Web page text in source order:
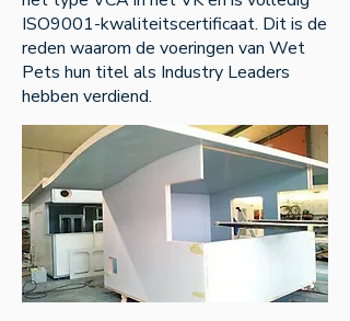
ISO9001-kwaliteitscertificaat. Dit is de
reden waarom de voeringen van Wet
Pets hun titel als Industry Leaders
hebben verdiend.